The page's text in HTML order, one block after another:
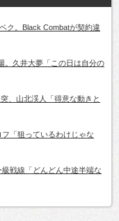
ク。Black Combatが契約違
。久井大夢「この日は自分の
、山北渓人「得意な動きと
「狙っているわけじゃな
戦線「どんどん中途半端な